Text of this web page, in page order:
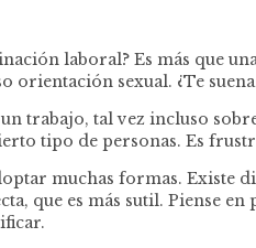
laboral? Es más que
orientación sexual. ¿Te
trabajo, tal vez incluso
tipo de personas. Es
muchas formas. Existe
que es más sutil. Piense